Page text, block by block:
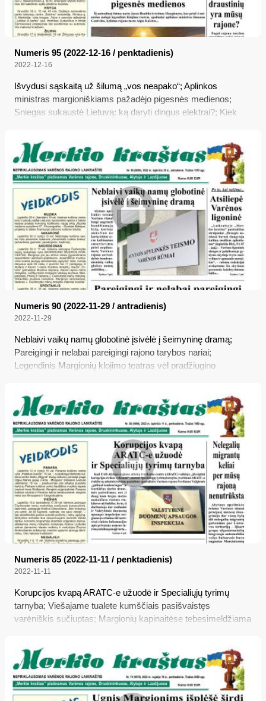
Numeris 95 (2022-12-16 / penktadienis)
2022-12-16
Išvydusi sąskaitą už šilumą „vos neapako“; Aplinkos
ministras margioniškiams pažadėjo pigesnės medienos;
Sniegas sukaustė Lietuvą: ką daryti dingus elektrai?; Kiek
Numeris 90 (2022-11-29 / antradienis)
2022-11-29
Neblaivi vaikų namų globotinė įsivėlė į šeimyninę dramą;
Pareigingi ir nelabai pareigingi rajono tarybos nariai;
Legendinis Margionių klojimo teatras vėl pradžiugino
Varėnos ligoninė
Numeris 85 (2022-11-11 / penktadienis)
2022-11-11
Korupcijos kvapą ARATC-e užuodė ir Specialiųjų tyrimų
tarnyba; Viešajame tualete kumščiais pasišvaistęs
varėniškis sučiuptas; Margionių kapinaitėse tebesimeldžiama
nenutrūksta